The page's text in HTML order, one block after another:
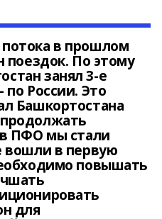
в прошлом
поездок. По этому
занял 3-е
России. Это
Башкортостана
ПФО мы стали
вошли в первую
повышать
для